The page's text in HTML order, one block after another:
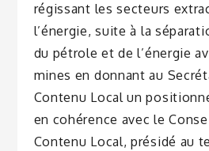
régissant les secteurs
l’énergie, suite à la
du pétrole et de l’énergie
mines en donnant au
Contenu Local un
en cohérence avec le
Contenu Local, présidé au